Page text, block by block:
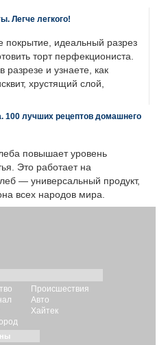
Легче легкого!
покрытие, идеальный разрез
торт перфекциониста.
разрезе и узнаете, как
хрустящий слой,
лучших рецептов домашнего
повышает уровень
Это работает на
— универсальный продукт,
всех народов мира.
Происшествия
Авто
Хайтек